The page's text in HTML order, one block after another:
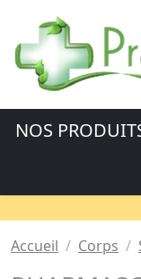
NOS
Accueil Corps